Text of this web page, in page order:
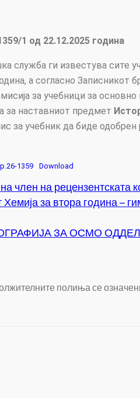
/1 од 22.12.2025 година
служба ги известува сите
а согласно Записникот
за учебници за основно
за наставниот предмет
за учебник да биде одобрен
1359 Download
член на рецензентската
за втора година –
ЗА ОСМО
полиња се